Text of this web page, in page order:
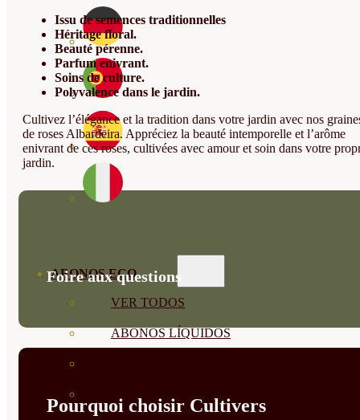
ABONOS ECO
VER TODOS
ABONOS LÍQUIDOS
Issu de semences traditionnelles
Héritage floral.
Beauté pérenne.
Parfum enivrant.
Soins de culture.
Polyvalence dans le jardin.
Cultivez l’élégance et la tradition dans votre jardin avec nos
de roses Albardeira. Appréciez la beauté intemporelle et l’arôme
enivrant de ces roses, cultivées avec amour et soin dans votre
jardin.
Foire aux questions
Pourquoi choisir Cultivers